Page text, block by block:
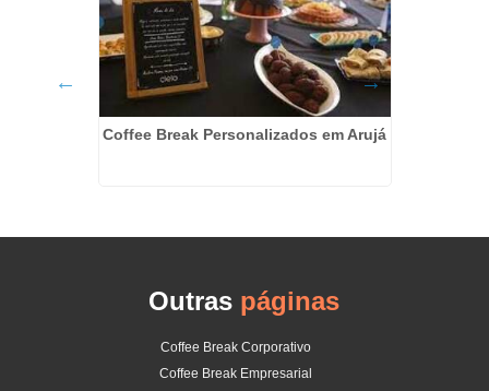
Coffee Break Personalizados em Arujá
Outras páginas
Coffee Break Corporativo
Coffee Break Empresarial